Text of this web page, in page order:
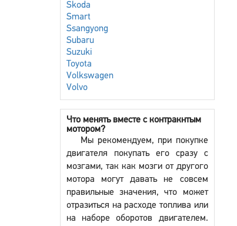
Skoda
Smart
Ssangyong
Subaru
Suzuki
Toyota
Volkswagen
Volvo
Что менять вместе с контракнтым
мотором?
Мы рекомендуем, при покупке
двигателя покупать его сразу с
мозгами, так как мозги от другого
мотора могут давать не совсем
правильные значения, что может
отразиться на расходе топлива или
на наборе оборотов двигателем.